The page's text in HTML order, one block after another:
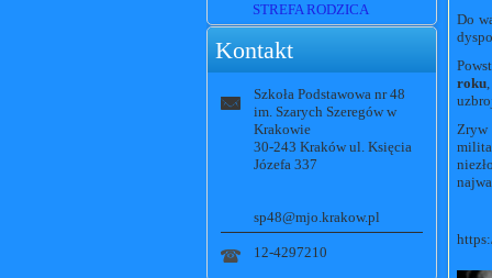
STREFA RODZICA
Kontakt
Szkoła Podstawowa nr 48
im. Szarych Szeregów w
Krakowie
30-243 Kraków ul. Księcia
Józefa 337
sp48@mjo.krakow.pl
12-4297210
Do
roku
Zryw